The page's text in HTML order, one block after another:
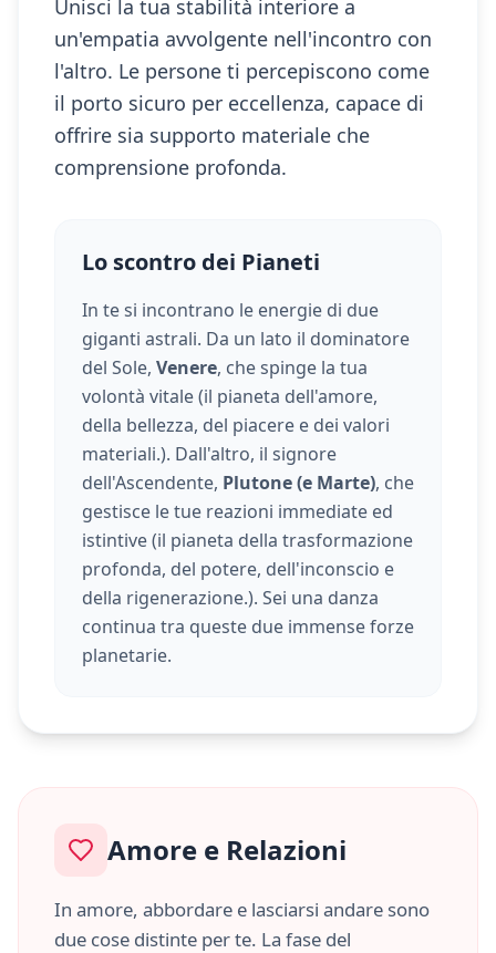
Unisci la tua stabilità interiore a
un'empatia avvolgente nell'incontro con
l'altro. Le persone ti percepiscono come
il porto sicuro per eccellenza, capace di
offrire sia supporto materiale che
comprensione profonda.
Lo scontro dei Pianeti
In te si incontrano le energie di due
giganti astrali. Da un lato il dominatore
del Sole, Venere, che spinge la tua
volontà vitale (il pianeta dell'amore,
della bellezza, del piacere e dei valori
materiali.). Dall'altro, il signore
dell'Ascendente, Plutone (e Marte), che
gestisce le tue reazioni immediate ed
istintive (il pianeta della trasformazione
profonda, del potere, dell'inconscio e
della rigenerazione.). Sei una danza
continua tra queste due immense forze
planetarie.
Amore e Relazioni
In amore, abbordare e lasciarsi andare sono
due cose distinte per te. La fase del